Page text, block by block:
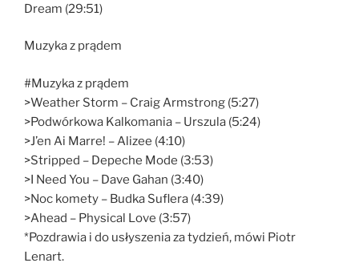
Dream (29:51)
Muzyka z prądem
#Muzyka z prądem
>Weather Storm – Craig Armstrong (5:27)
>Podwórkowa Kalkomania – Urszula (5:24)
>J’en Ai Marre! – Alizee (4:10)
>Stripped – Depeche Mode (3:53)
>I Need You – Dave Gahan (3:40)
>Noc komety – Budka Suflera (4:39)
>Ahead – Physical Love (3:57)
*Pozdrawia i do usłyszenia za tydzień, mówi Piotr
Lenart.